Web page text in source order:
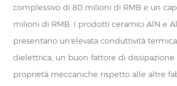
complessivo di 80 milioni di RMB e un
milioni di RMB. I prodotti ceramici AlN e
presentano un'elevata conduttività
dielettrica, un buon fattore di
proprietà meccaniche rispetto alle altre